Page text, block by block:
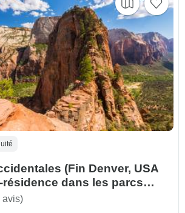
(Fin Denver, USA
résidence dans les parcs
avis)